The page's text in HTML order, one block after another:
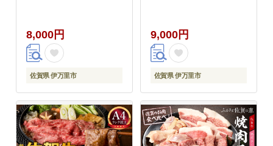
8,000円
佐賀県 伊万里市
9,000円
佐賀県 伊万里市